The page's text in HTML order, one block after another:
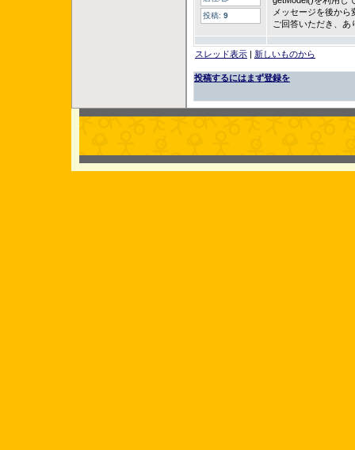
投稿: 9
メッセージを後か
ご回答いただき、あ
スレッド表示 | 新しいものから
投稿するにはまず登録を